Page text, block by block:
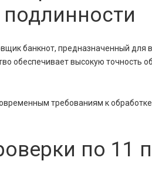
банкнот, предназначенный для
обеспечивает высокую точность
требованиям к
по 11